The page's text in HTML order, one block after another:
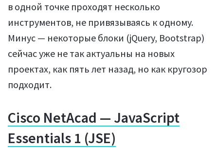
в одной точке проходят несколько
инструментов, не привязываясь к одному.
Минус — некоторые блоки (jQuery, Bootstrap)
сейчас уже не так актуальны на новых
проектах, как пять лет назад, но как кругозор
подходит.
Cisco NetAcad — JavaScript
Essentials 1 (JSE)